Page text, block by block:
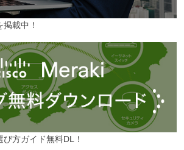
載中！
方ガイド無料DL！